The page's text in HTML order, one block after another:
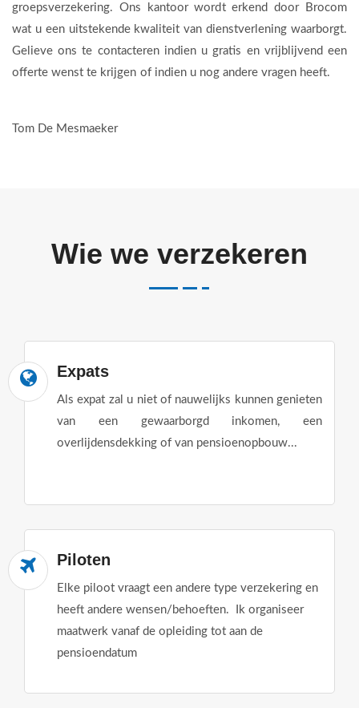
groepsverzekering. Ons kantoor wordt erkend door Brocom
wat u een uitstekende kwaliteit van dienstverlening waarborgt.
Gelieve ons te contacteren indien u gratis en vrijblijvend een
offerte wenst te krijgen of indien u nog andere vragen heeft.
Tom De Mesmaeker
Wie we verzekeren
Expats
Als expat zal u niet of nauwelijks kunnen genieten
van een gewaarborgd inkomen, een
overlijdensdekking of van pensioenopbouw...
Piloten
Elke piloot vraagt een andere type verzekering en
heeft andere wensen/behoeften. Ik organiseer
maatwerk vanaf de opleiding tot aan de
pensioendatum